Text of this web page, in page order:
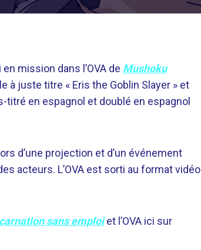
mission dans l’OVA de Mushoku
à juste titre « Eris the Goblin Slayer » et
titré en espagnol et doublé en espagnol
d’une projection et d’un événement
acteurs. L’OVA est sorti au format vidéo
sans emploiet l’OVA ici sur